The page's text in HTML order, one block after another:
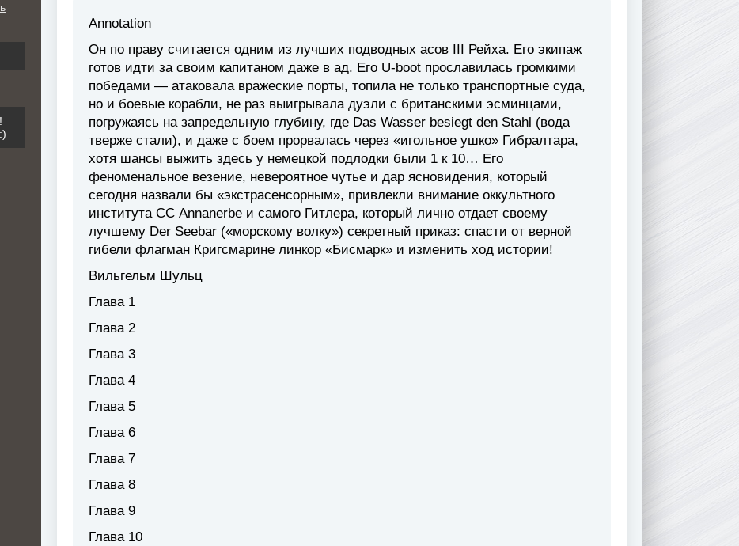
Annotation
Он по праву считается одним из лучших подводных асов III Рейха. Его экипаж
готов идти за своим капитаном даже в ад. Его U-boot прославилась громкими
победами — атаковала вражеские порты, топила не только транспортные суда,
но и боевые корабли, не раз выигрывала дуэли с британскими эсминцами,
погружаясь на запредельную глубину, где Das Wasser besiegt den Stahl (вода
тверже стали), и даже с боем прорвалась через «игольное ушко» Гибралтара,
хотя шансы выжить здесь у немецкой подлодки были 1 к 10… Его
феноменальное везение, невероятное чутье и дар ясновидения, который
сегодня назвали бы «экстрасенсорным», привлекли внимание оккультного
института СС Annanerbe и самого Гитлера, который лично отдает своему
лучшему Der Seebar («морскому волку») секретный приказ: спасти от верной
гибели флагман Кригсмарине линкор «Бисмарк» и изменить ход истории!
Вильгельм Шульц
Глава 1
Глава 2
Глава 3
Глава 4
Глава 5
Глава 6
Глава 7
Глава 8
Глава 9
Глава 10